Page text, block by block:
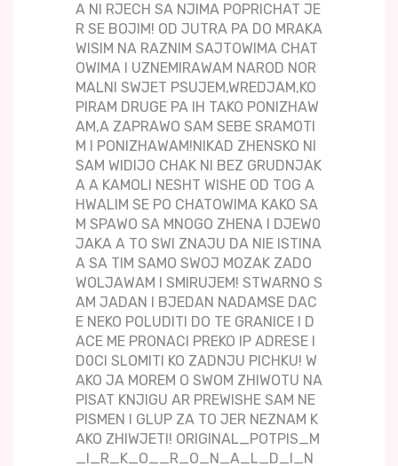
A NI RJECH SA NJIMA POPRICHAT JE
R SE BOJIM! OD JUTRA PA DO MRAKA
WISIM NA RAZNIM SAJTOWIMA CHAT
OWIMA I UZNEMIRAWAM NAROD NOR
MALNI SWJET PSUJEM,WREDJAM,KO
PIRAM DRUGE PA IH TAKO PONIZHAW
AM,A ZAPRAWO SAM SEBE SRAMOTI
M I PONIZHAWAM!NIKAD ZHENSKO NI
SAM WIDIJO CHAK NI BEZ GRUDNJAK
A A KAMOLI NESHT WISHE OD TOG A
HWALIM SE PO CHATOWIMA KAKO SA
M SPAWO SA MNOGO ZHENA I DJEW0
JAKA A TO SWI ZNAJU DA NIE ISTINA
A SA TIM SAMO SWOJ MOZAK ZADO
WOLJAWAM I SMIRUJEM! STWARNO S
AM JADAN I BJEDAN NADAMSE DAC
E NEKO POLUDITI DO TE GRANICE I D
ACE ME PRONACI PREKO IP ADRESE I
D0CI SLOMITI KO ZADNJU PICHKU! W
AKO JA MOREM O SWOM ZHIWOTU NA
PISAT KNJIGU AR PREWISHE SAM NE
PISMEN I GLUP ZA TO JER NEZNAM K
AKO ZHIWJETI! ORIGINAL_POTPIS_M
_I_R_K_O__R_O_N_A_L_D_I_N